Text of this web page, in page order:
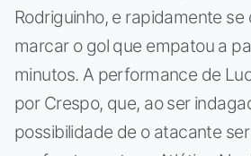
Rodriguinho, e rapidamente
marcar o gol que empatou a
minutos. A performance de
por Crespo, que, ao ser
possibilidade de o atacante